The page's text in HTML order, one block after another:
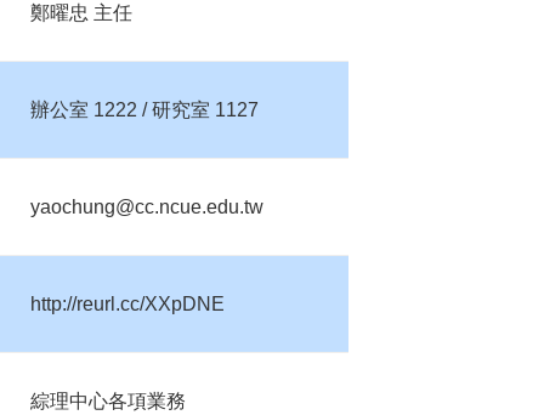
鄭曜忠 主任
辦公室 1222 / 研究室 1127
yaochung@cc.ncue.edu.tw
http://reurl.cc/XXpDNE
綜理中心各項業務